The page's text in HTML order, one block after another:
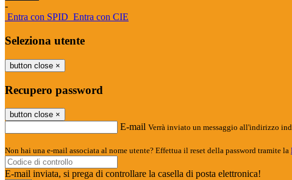
-
Entra con SPID Entra con CIE
Seleziona utente
button close ×
Recupero password
button close ×
E-mail Verrà inviato un messaggio all'indirizzo
Non hai una e-mail associata al nome utente? Effettua il reset della password tramite la
E-mail inviata, si prega di controllare la casella di posta elettronica!